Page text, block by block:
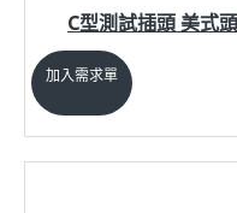
C型測試插頭 美式頭
加入需求單